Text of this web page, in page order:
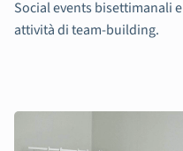
Social events bisettimanali e
attività di team-building.